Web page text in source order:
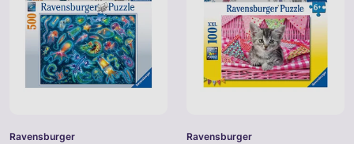
Ravensburger
Ravensburger